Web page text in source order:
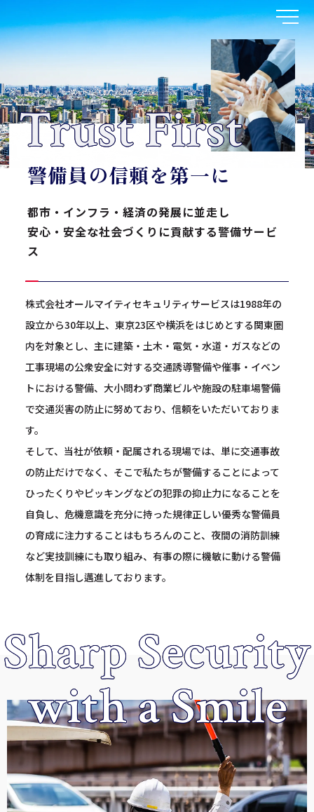
メ
笑顔で対応、鋭く警備
危機意識を充分に持ち、誰からも信頼される
規律正しい優秀な人材の育成に注力し
警備業務を提供する
株式会社オールマイティセキュリティサービス
東京都公安委員会認定 第30001224号
Trust First
警備員の信頼を第一に
都市・インフラ・経済の発展に並走し
安心・安全な社会づくりに貢献する警備サービ
ス
株式会社オールマイティセキュリティサービスは1988年の
設立から30年以上、東京23区や横浜をはじめとする関東圏
内を対象とし、主に建築・土木・電気・水道・ガスなどの
工事現場の公衆安全に対する交通誘導警備や催事・イベン
トにおける警備、大小問わず商業ビルや施設の駐車場警備
で交通災害の防止に努めており、信頼をいただいておりま
す。
そして、当社が依頼・配属される現場では、単に交通事故
の防止だけでなく、そこで私たちが警備することによって
ひったくりやピッキングなどの犯罪の抑止力になることを
自負し、危機意識を充分に持った規律正しい優秀な警備員
の育成に注力することはもちろんのこと、夜間の消防訓練
など実技訓練にも取り組み、有事の際に機敏に動ける警備
体制を目指し邁進しております。
Sharp Security
with a Smile